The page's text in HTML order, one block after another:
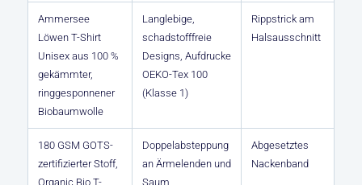
Ammersee
Löwen T-Shirt
Unisex aus 100 %
gekämmter,
ringgesponnener
Biobaumwolle
Langlebige,
schadstofffreie
Designs, Aufdrucke
OEKO-Tex 100
(Klasse 1)
Rippstrick am
Halsausschnitt
180 GSM GOTS-
zertifizierter Stoff,
Organic Bio T-
Doppelabsteppung
an Ärmelenden und
Saum
Abgesetztes
Nackenband